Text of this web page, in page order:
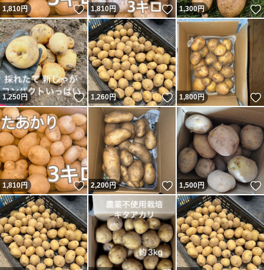
1,810円 いいね！
1,810円 いいね！
1,300円
1,250円 いいね！
1,260円 いいね！
1,800円
1,810円 いいね！
2,200円 いいね！
1,500円